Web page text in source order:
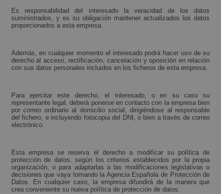
Es responsabilidad del interesado la veracidad de los datos
suministrados, y es su obligación mantener actualizados los datos
proporcionados a esta empresa.
Además, en cualquier momento el interesado podrá hacer uso de su
derecho al acceso, rectificación, cancelación y oposición en relación
con sus datos personales incluidos en los ficheros de esta empresa.
Para ejercitar este derecho, el interesado, o en su caso su
representante legal, deberá ponerse en contacto con la empresa bien
por correo ordinario al domicilio social, dirigiéndose al responsable
del fichero, e incluyendo fotocopia del DNI, o bien a través de correo
electrónico.
Esta empresa se reserva el derecho a modificar su política de
protección de datos, según los criterios establecidos por la propia
organización, o para adaptarlas a las modificaciones legislativas o
decisiones que vaya tomando la Agencia Española de Protección de
Datos. En cualquier caso, la empresa difundirá de la manera que
crea conveniente su nueva política de protección de datos.